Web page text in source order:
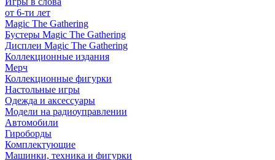
от 6-ти лет
Magic The Gathering
Бустеры Magic The Gathering
Дисплеи Magic The Gathering
Коллекционные издания
Мерч
Коллекционные фигурки
Настольные игры
Одежда и аксессуары
Модели на радиоуправлении
Автомобили
Гироборды
Комплектующие
Машинки, техника и фигурки